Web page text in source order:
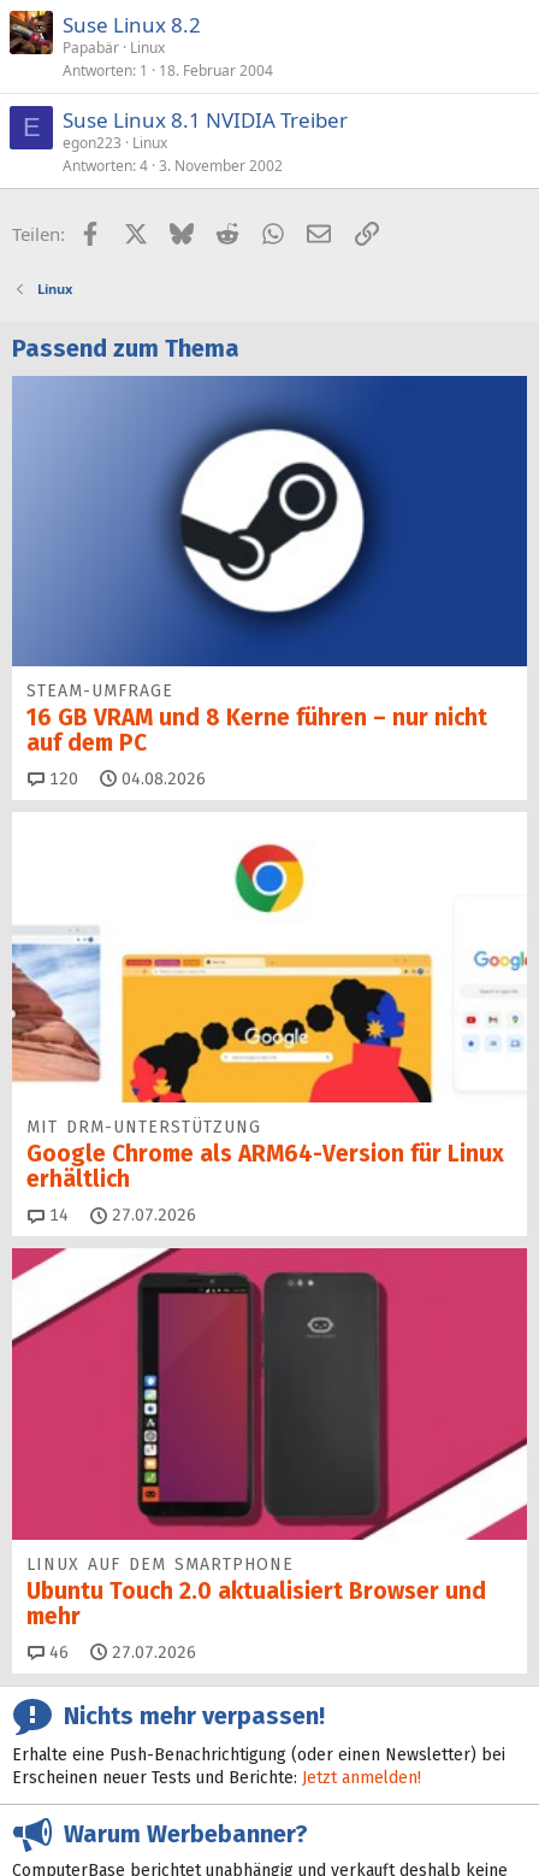
Suse Linux 8.2
Papabär Linux
Antworten 1 18. Februar 2004
E Suse Linux 8.1 NVIDIA Treiber
egon223
Linux
Antworten 4 3. November 2002
Teilen: FacebookX (Twitter)
BlueskyRedditWhatsApp
E-MailLink
Linux
Passend zum Thema
STEAM-UMFRAGE
16 GB VRAM und 8 Kerne führen – nur nicht
auf dem PC
120 Kommentare
04.08.2026
MIT DRM-UNTERSTÜTZUNG
Google Chrome als ARM64-Version für Linux
erhältlich
14 Kommentare
27.07.2026
LINUX AUF DEM SMARTPHONE
Ubuntu Touch 2.0 aktualisiert Browser und
mehr
46 Kommentare
27.07.2026
Nichts mehr verpassen!
Erhalte eine Push-Benachrichtigung (oder einen Newsletter) bei
Erscheinen neuer Tests und Berichte: Jetzt anmelden!
Warum Werbebanner?
ComputerBase berichtet unabhängig und verkauft deshalb keine